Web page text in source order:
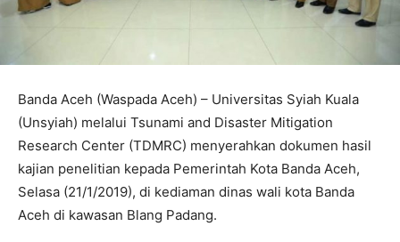
Banda Aceh (Waspada Aceh) – Universitas Syiah Kuala
(Unsyiah) melalui Tsunami and Disaster Mitigation
Research Center (TDMRC) menyerahkan dokumen hasil
kajian penelitian kepada Pemerintah Kota Banda Aceh,
Selasa (21/1/2019), di kediaman dinas wali kota Banda
Aceh di kawasan Blang Padang.